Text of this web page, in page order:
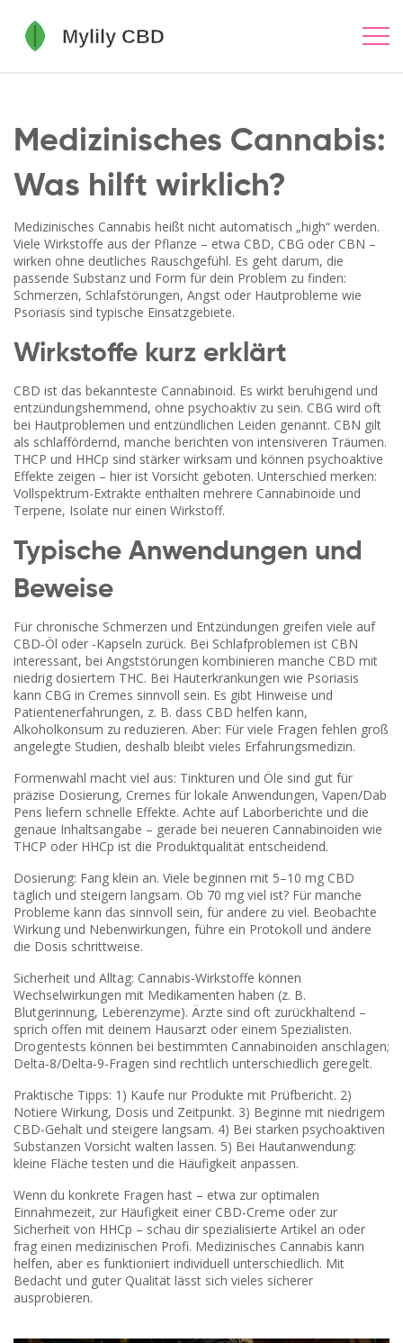
Medizinisches Cannabis:
Was hilft wirklich?
Medizinisches Cannabis heißt nicht automatisch „high“ werden.
Viele Wirkstoffe aus der Pflanze – etwa CBD, CBG oder CBN –
wirken ohne deutliches Rauschgefühl. Es geht darum, die
passende Substanz und Form für dein Problem zu finden:
Schmerzen, Schlafstörungen, Angst oder Hautprobleme wie
Psoriasis sind typische Einsatzgebiete.
Wirkstoffe kurz erklärt
CBD ist das bekannteste Cannabinoid. Es wirkt beruhigend und
entzündungshemmend, ohne psychoaktiv zu sein. CBG wird oft
bei Hautproblemen und entzündlichen Leiden genannt. CBN gilt
als schlaffördernd, manche berichten von intensiveren Träumen.
THCP und HHCp sind stärker wirksam und können psychoaktive
Effekte zeigen – hier ist Vorsicht geboten. Unterschied merken:
Vollspektrum-Extrakte enthalten mehrere Cannabinoide und
Terpene, Isolate nur einen Wirkstoff.
Typische Anwendungen und
Beweise
Für chronische Schmerzen und Entzündungen greifen viele auf
CBD-Öl oder -Kapseln zurück. Bei Schlafproblemen ist CBN
interessant, bei Angststörungen kombinieren manche CBD mit
niedrig dosiertem THC. Bei Hauterkrankungen wie Psoriasis
kann CBG in Cremes sinnvoll sein. Es gibt Hinweise und
Patientenerfahrungen, z. B. dass CBD helfen kann,
Alkoholkonsum zu reduzieren. Aber: Für viele Fragen fehlen groß
angelegte Studien, deshalb bleibt vieles Erfahrungsmedizin.
Formenwahl macht viel aus: Tinkturen und Öle sind gut für
präzise Dosierung, Cremes für lokale Anwendungen, Vapen/Dab
Pens liefern schnelle Effekte. Achte auf Laborberichte und die
genaue Inhaltsangabe – gerade bei neueren Cannabinoiden wie
THCP oder HHCp ist die Produktqualität entscheidend.
Dosierung: Fang klein an. Viele beginnen mit 5–10 mg CBD
täglich und steigern langsam. Ob 70 mg viel ist? Für manche
Probleme kann das sinnvoll sein, für andere zu viel. Beobachte
Wirkung und Nebenwirkungen, führe ein Protokoll und ändere
die Dosis schrittweise.
Sicherheit und Alltag: Cannabis-Wirkstoffe können
Wechselwirkungen mit Medikamenten haben (z. B.
Blutgerinnung, Leberenzyme). Ärzte sind oft zurückhaltend –
sprich offen mit deinem Hausarzt oder einem Spezialisten.
Drogentests können bei bestimmten Cannabinoiden anschlagen;
Delta‑8/Delta‑9-Fragen sind rechtlich unterschiedlich geregelt.
Praktische Tipps: 1) Kaufe nur Produkte mit Prüfbericht. 2)
Notiere Wirkung, Dosis und Zeitpunkt. 3) Beginne mit niedrigem
CBD-Gehalt und steigere langsam. 4) Bei starken psychoaktiven
Substanzen Vorsicht walten lassen. 5) Bei Hautanwendung:
kleine Fläche testen und die Häufigkeit anpassen.
Wenn du konkrete Fragen hast – etwa zur optimalen
Einnahmezeit, zur Häufigkeit einer CBD-Creme oder zur
Sicherheit von HHCp – schau dir spezialisierte Artikel an oder
frag einen medizinischen Profi. Medizinisches Cannabis kann
helfen, aber es funktioniert individuell unterschiedlich. Mit
Bedacht und guter Qualität lässt sich vieles sicherer
ausprobieren.